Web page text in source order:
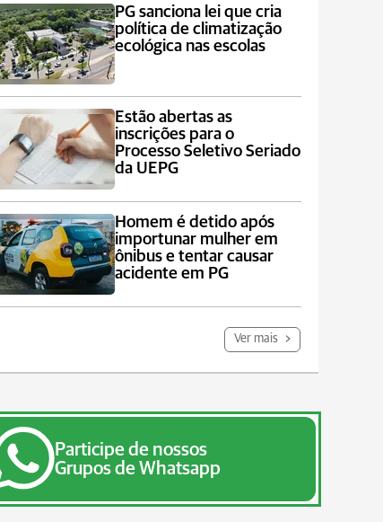
PG sanciona lei que cria
política de climatização
ecológica nas escolas
Estão abertas as
inscrições para o
Processo Seletivo Seriado
da UEPG
Homem é detido após
importunar mulher em
ônibus e tentar causar
acidente em PG
Ver mais
Participe de nossos
Grupos de Whatsapp